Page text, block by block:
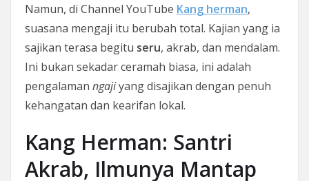
Namun, di Channel YouTube Kang herman,
suasana mengaji itu berubah total. Kajian yang ia
sajikan terasa begitu seru, akrab, dan mendalam.
Ini bukan sekadar ceramah biasa, ini adalah
pengalaman ngajiyang disajikan dengan penuh
kehangatan dan kearifan lokal.
Kang Herman: Santri
Akrab, Ilmunya Mantap